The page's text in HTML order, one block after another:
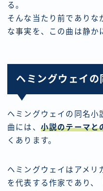
る。
そんな当たり前でありな
な事実を、この曲は静か
ヘミングウェイの
ヘミングウェイの同名小
曲には、 小説のテーマと
くあります。
ヘミングウェイはアメリ
を代表する作家であり、